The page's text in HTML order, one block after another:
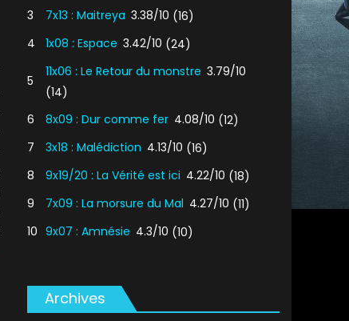
3
7x13 : Maitreya 3.38/10 (16)
4
1x08 : Espace 3.42/10 (24)
5
11x06 : Le Retour du monstre 3.79/10
(14)
6
8x09 : Dur comme fer 4.08/10 (12)
7
3x18 : Malédiction 4.13/10 (16)
8
9x19/20 : La Vérité est ici 4.22/10 (18)
9
7x09 : La morsure du Mal 4.27/10 (11)
10 9x07 : Amnésie 4.3/10 (10)
Archives